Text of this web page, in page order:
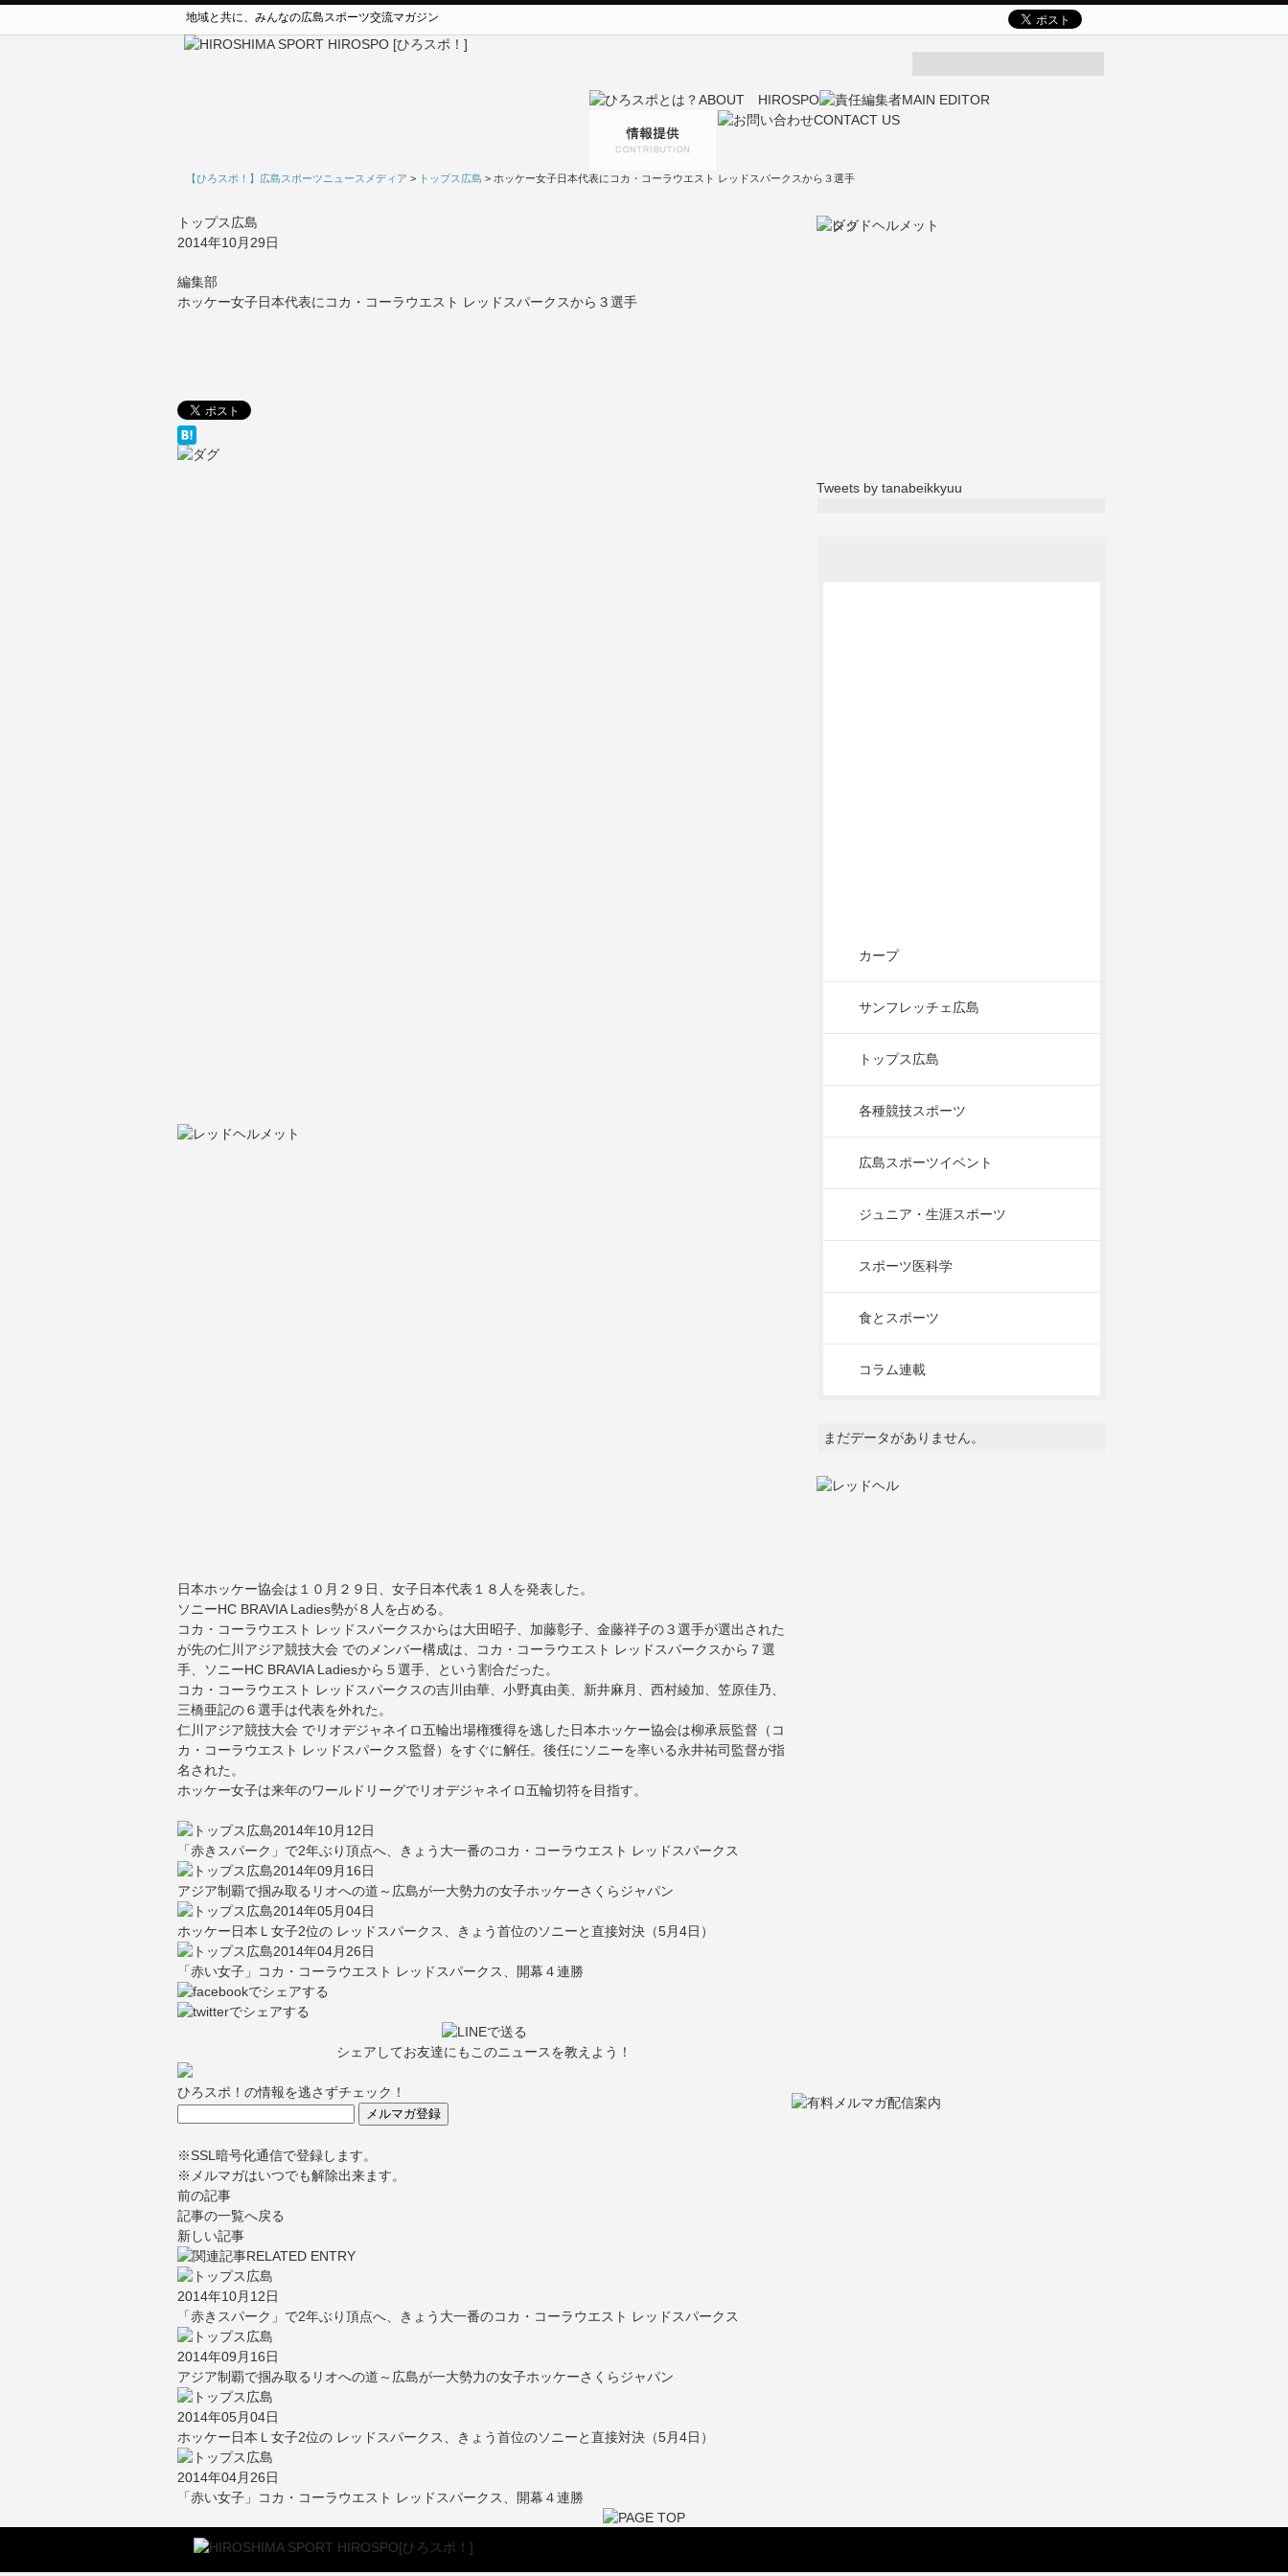
地域と共に、みんなの広島スポーツ交流マガジン
【ひろスポ！】広島スポーツニュースメディア > トップス広島 > ホッケー女子日本代表にコカ・コーラウエスト レッドスパークスから３選手
トップス広島
2014年10月29日
編集部
ホッケー女子日本代表にコカ・コーラウエスト レッドスパークスから３選手
日本ホッケー協会は１０月２９日、女子日本代表１８人を発表した。
ソニーHC BRAVIA Ladies勢が８人を占める。
コカ・コーラウエスト レッドスパークスからは大田昭子、加藤彰子、金藤祥子の３選手が選出された
が先の仁川アジア競技大会 でのメンバー構成は、コカ・コーラウエスト レッドスパークスから７選
手、ソニーHC BRAVIA Ladiesから５選手、という割合だった。
コカ・コーラウエスト レッドスパークスの吉川由華、小野真由美、新井麻月、西村綾加、笠原佳乃、
三橋亜記の６選手は代表を外れた。
仁川アジア競技大会 でリオデジャネイロ五輪出場権獲得を逃した日本ホッケー協会は柳承辰監督（コ
カ・コーラウエスト レッドスパークス監督）をすぐに解任。後任にソニーを率いる永井祐司監督が指
名された。
ホッケー女子は来年のワールドリーグでリオデジャネイロ五輪切符を目指す。
2014年10月12日
「赤きスパーク」で2年ぶり頂点へ、きょう大一番のコカ・コーラウエスト レッドスパークス
2014年09月16日
アジア制覇で掴み取るリオへの道～広島が一大勢力の女子ホッケーさくらジャパン
2014年05月04日
ホッケー日本Ｌ女子2位の レッドスパークス、きょう首位のソニーと直接対決（5月4日）
2014年04月26日
「赤い女子」コカ・コーラウエスト レッドスパークス、開幕４連勝
シェアしてお友達にもこのニュースを教えよう！
ひろスポ！の情報を逃さずチェック！
※SSL暗号化通信で登録します。
※メルマガはいつでも解除出来ます。
前の記事
記事の一覧へ戻る
新しい記事
2014年10月12日
「赤きスパーク」で2年ぶり頂点へ、きょう大一番のコカ・コーラウエスト レッドスパークス
2014年09月16日
アジア制覇で掴み取るリオへの道～広島が一大勢力の女子ホッケーさくらジャパン
2014年05月04日
ホッケー日本Ｌ女子2位の レッドスパークス、きょう首位のソニーと直接対決（5月4日）
2014年04月26日
「赤い女子」コカ・コーラウエスト レッドスパークス、開幕４連勝
Tweets by tanabeikkyuu
カープ
サンフレッチェ広島
トップス広島
各種競技スポーツ
広島スポーツイベント
ジュニア・生涯スポーツ
スポーツ医科学
食とスポーツ
コラム連載
まだデータがありません。